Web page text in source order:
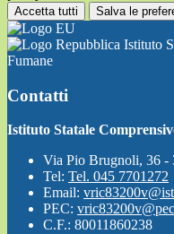
Accetta tutti Salva le
Istituto
Fumane
Contatti
Istituto Statale
Via Pio Brugnoli, 36 -
Tel: Tel. 045 7701272
Email:
PEC:
C.F.: 80011860238